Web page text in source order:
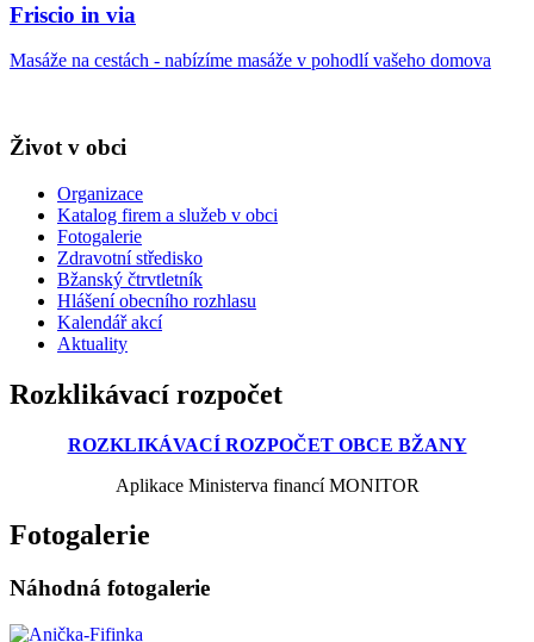
Friscio in via
Masáže na cestách - nabízíme masáže v pohodlí vašeho domova
Život v obci
Organizace
Katalog firem a služeb v obci
Fotogalerie
Zdravotní středisko
Bžanský čtrvtletník
Hlášení obecního rozhlasu
Kalendář akcí
Aktuality
Rozklikávací rozpočet
ROZKLIKÁVACÍ ROZPOČET OBCE BŽANY
Aplikace Ministerva financí MONITOR
Fotogalerie
Náhodná fotogalerie